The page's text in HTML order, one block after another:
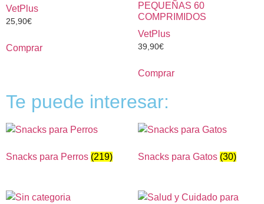
VetPlus
25,90€
Comprar
PEQUEÑAS 60
COMPRIMIDOS
VetPlus
39,90€
Comprar
Te puede interesar:
Snacks para Perros (219) Snacks para Gatos (30)